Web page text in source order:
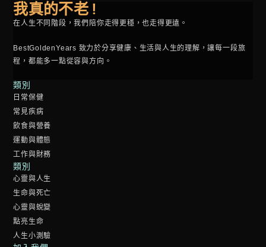
我真的不老 !
在人生不同階段，我們陪你走得更穩，也走得更遠。
BestGoldenYears 致力於分享健康、生活與人生的理解，讓每一段旅
程，都能多一點從容與方向。
類別
日常保健
常見疾病
飲食與營養
運動與體態
工作與財務
類別
心靈與人生
生命與死亡
心靈與蛻變
點亮生命
人生小測驗